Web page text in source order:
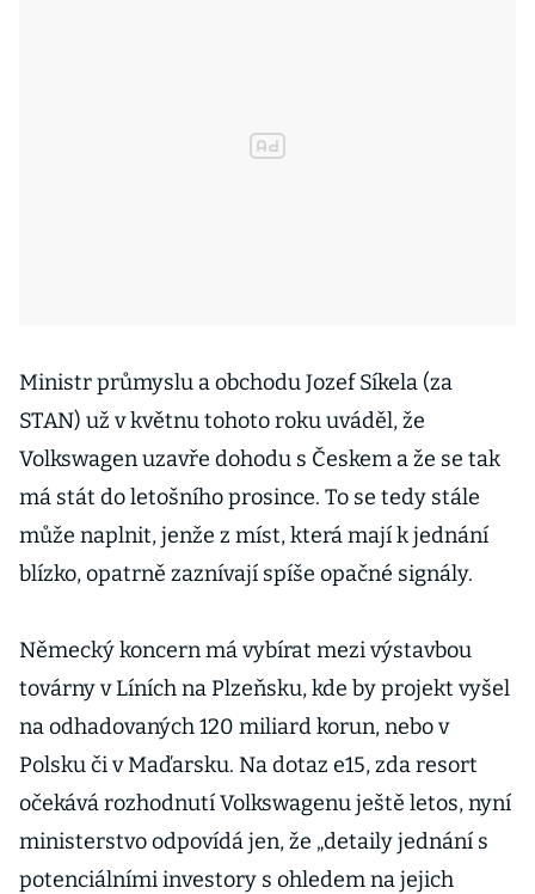
Ministr průmyslu a obchodu Jozef Síkela (za
STAN) už v květnu tohoto roku uváděl, že
Volkswagen uzavře dohodu s Českem a že se tak
má stát do letošního prosince. To se tedy stále
může naplnit, jenže z míst, která mají k jednání
blízko, opatrně zaznívají spíše opačné signály.
Německý koncern má vybírat mezi výstavbou
továrny v Líních na Plzeňsku, kde by projekt vyšel
na odhadovaných 120 miliard korun, nebo v
Polsku či v Maďarsku. Na dotaz e15, zda resort
očekává rozhodnutí Volkswagenu ještě letos, nyní
ministerstvo odpovídá jen, že „detaily jednání s
potenciálními investory s ohledem na jejich